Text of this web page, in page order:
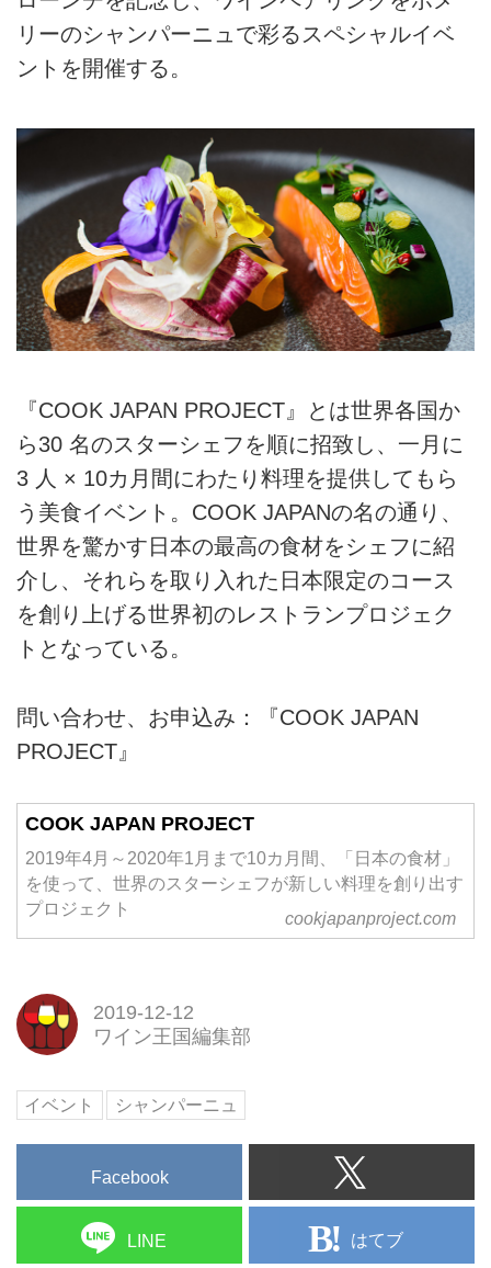
リーのシャンパーニュで彩るスペシャルイベ
ントを開催する。
『COOK JAPAN PROJECT』とは世界各国か
ら30 名のスターシェフを順に招致し、一月に
3 人 × 10カ月間にわたり料理を提供してもら
う美食イベント。COOK JAPANの名の通り、
世界を驚かす日本の最高の食材をシェフに紹
介し、それらを取り入れた日本限定のコース
を創り上げる世界初のレストランプロジェク
トとなっている。
問い合わせ、お申込み：『COOK JAPAN
PROJECT』
COOK JAPAN PROJECT
2019年4月～2020年1月まで10カ月間、「日本の食材」
を使って、世界のスターシェフが新しい料理を創り出す
プロジェクト
cookjapanproject.com
2019-12-12
ワイン王国編集部
イベント シャンパーニュ
Facebook
LINE はてブ